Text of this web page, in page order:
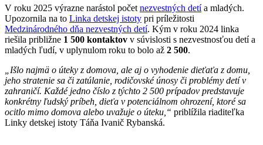
V roku 2025 výrazne narástol počet nezvestných detía mladých.
Upozornila na to Linka detskej istoty pri príležitosti
Medzinárodného dňa nezvestných detí. Kým v roku 2024 linka
riešila približne 1 500 kontaktov v súvislosti s nezvestnosťou detí a
mladých ľudí, v uplynulom roku to bolo až 2 500.
„Išlo najmä o úteky z domova, ale aj o vyhodenie dieťaťa z domu,
jeho stratenie sa či zatúlanie, rodičovské únosy či problémy detí v
zahraničí. Každé jedno číslo z týchto 2 500 prípadov predstavuje
konkrétny ľudský príbeh, dieťa v potenciálnom ohrození, ktoré sa
ocitlo mimo domova alebo uvažuje o úteku,“ priblížila riaditeľka
Linky detskej istoty Táňa Ivanič Rybanská.